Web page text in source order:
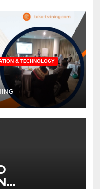
& TECHNOLOGY